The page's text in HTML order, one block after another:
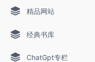
精品网站
经典书库
ChatGpt专栏